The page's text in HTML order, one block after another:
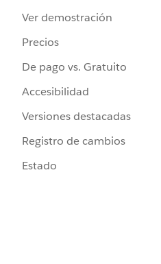
Ver demostración
Precios
De pago vs. Gratuito
Accesibilidad
Versiones destacadas
Registro de cambios
Estado